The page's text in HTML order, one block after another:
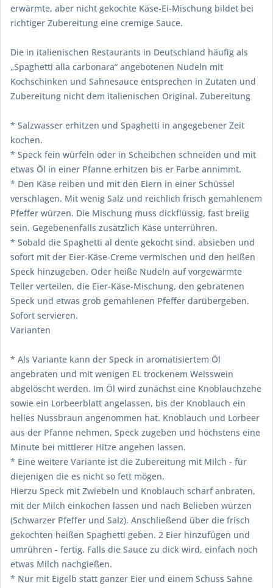
erwärmte, aber nicht gekochte Käse-Ei-Mischung bildet bei
richtiger Zubereitung eine cremige Sauce.
Die in italienischen Restaurants in Deutschland häufig als
„Spaghetti alla carbonara“ angebotenen Nudeln mit
Kochschinken und Sahnesauce entsprechen in Zutaten und
Zubereitung nicht dem italienischen Original. Zubereitung
* Salzwasser erhitzen und Spaghetti in angegebener Zeit
kochen.
* Speck fein würfeln oder in Scheibchen schneiden und mit
etwas Öl in einer Pfanne erhitzen bis er Farbe annimmt.
* Den Käse reiben und mit den Eiern in einer Schüssel
verschlagen. Mit wenig Salz und reichlich frisch gemahlenem
Pfeffer würzen. Die Mischung muss dickflüssig, fast breiig
sein. Gegebenenfalls zusätzlich Käse unterrühren.
* Sobald die Spaghetti al dente gekocht sind, absieben und
sofort mit der Eier-Käse-Creme vermischen und den heißen
Speck hinzugeben. Oder heiße Nudeln auf vorgewärmte
Teller verteilen, die Eier-Käse-Mischung, den gebratenen
Speck und etwas grob gemahlenen Pfeffer darübergeben.
Sofort servieren.
Varianten
* Als Variante kann der Speck in aromatisiertem Öl
angebraten und mit wenigen EL trockenem Weisswein
abgelöscht werden. Im Öl wird zunächst eine Knoblauchzehe
sowie ein Lorbeerblatt angelassen, bis der Knoblauch ein
helles Nussbraun angenommen hat. Knoblauch und Lorbeer
aus der Pfanne nehmen, Speck zugeben und höchstens eine
Minute bei mittlerer Hitze angehen lassen.
* Eine weitere Variante ist die Zubereitung mit Milch - für
diejenigen die es nicht so fett mögen.
Hierzu Speck mit Zwiebeln und Knoblauch scharf anbraten,
mit der Milch einkochen lassen und nach Belieben würzen
(Schwarzer Pfeffer und Salz). Anschließend über die frisch
gekochten heißen Spaghetti geben. 2 Eier hinzufügen und
umrühren - fertig. Falls die Sauce zu dick wird, einfach noch
etwas Milch nachgießen.
* Nur mit Eigelb statt ganzer Eier und einem Schuss Sahne